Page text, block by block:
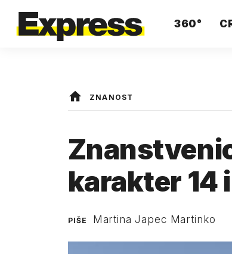
360°
ZNANOST
karakter 14
PIŠE Martina Japec Martinko